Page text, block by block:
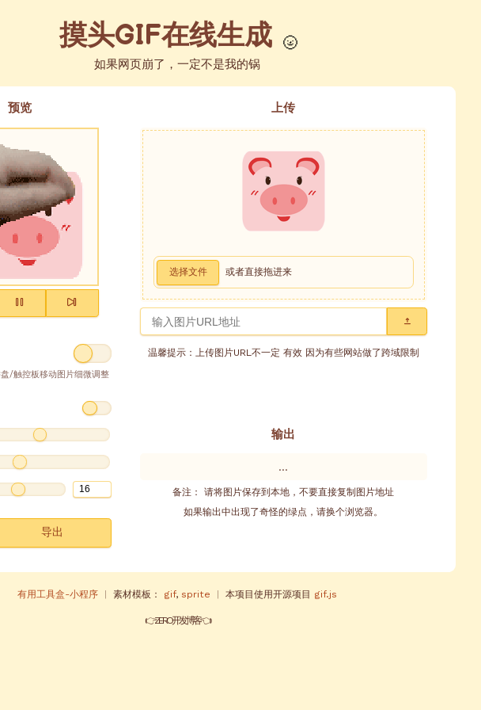
摸头GIF在线生成
如果网页崩了，一定不是我的锅
预览
/触控板移动图片细微调整
导出
上传
选择文件 或者直接拖进来
温馨提示：上传图片URL不一定 有效因为有些网站做了跨域限制
输出
...
备注： 请将图片保存到本地，不要直接复制图片地址
如果输出中出现了奇怪的绿点，请换个浏览器。
有用工具盒-小程序 | 素材模板： gif, sprite | 本项目使用开源项目 gif.js
👉ZERO开发博客👈